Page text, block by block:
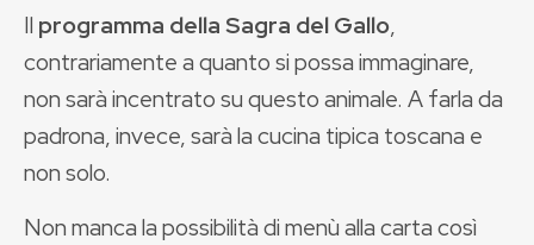
Il programma della Sagra del Gallo,
contrariamente a quanto si possa immaginare,
non sarà incentrato su questo animale. A farla da
padrona, invece, sarà la cucina tipica toscana e
non solo.
Non manca la possibilità di menù alla carta così